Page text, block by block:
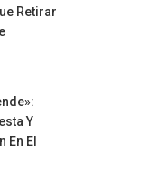
Retirar
Y
En El